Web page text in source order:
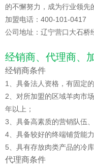
的不懈努力，成为行业领先
加盟电话：400-101-0417
公司地址：辽宁营口大石桥
经销商、代理商、
经销商条件
1、具备法人资格，有固定
2、对所加盟的区域羊肉市
年以上；
3、具备高素质的营销队伍
4、具备较好的终端铺货能
5、具有存放肉类产品的冷库
代理商条件